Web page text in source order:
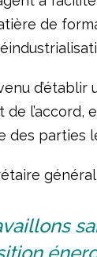
de
l’accord,
des parties